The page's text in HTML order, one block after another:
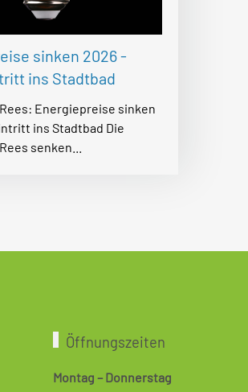
sinken 2026 -
ins Stadtbad
Energiepreise sinken
ins Stadtbad Die
senken...
Öffnungszeiten
Montag – Donnerstag